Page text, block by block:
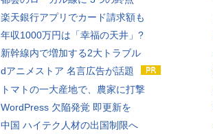
楽天銀行アプリでカード請求額も
年収1000万円は「幸福の天井」?
新幹線内で増加する2大トラブル
dアニメストア 名言広告が話題
トマトの一大産地で、農家に打撃
WordPress 欠陥発覚 即更新を
中国 ハイテク人材の出国制限へ